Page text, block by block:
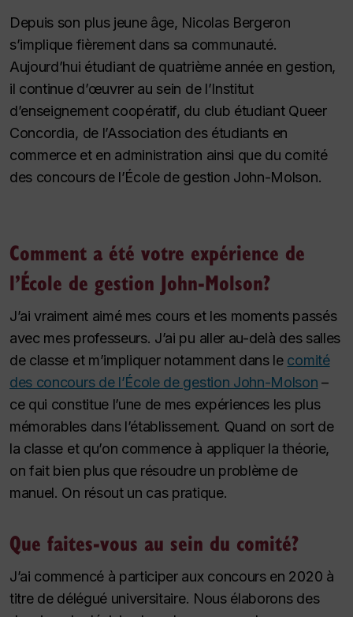
Depuis son plus jeune âge, Nicolas Bergeron
s’implique fièrement dans sa communauté.
Aujourd’hui étudiant de quatrième année en gestion,
il continue d’œuvrer au sein de l’Institut
d’enseignement coopératif, du club étudiant Queer
Concordia, de l’Association des étudiants en
commerce et en administration ainsi que du comité
des concours de l’École de gestion John-Molson.
Comment a été votre expérience de
l’École de gestion John-Molson?
J’ai vraiment aimé mes cours et les moments passés
avec mes professeurs. J’ai pu aller au-delà des salles
de classe et m’impliquer notamment dans le comité
des concours de l’École de gestion John-Molson –
ce qui constitue l’une de mes expériences les plus
mémorables dans l’établissement. Quand on sort de
la classe et qu’on commence à appliquer la théorie,
on fait bien plus que résoudre un problème de
manuel. On résout un cas pratique.
Que faites-vous au sein du comité?
J’ai commencé à participer aux concours en 2020 à
titre de délégué universitaire. Nous élaborons des